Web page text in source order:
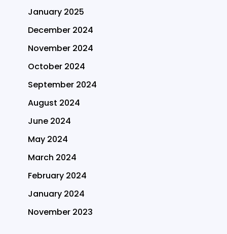
January 2025
December 2024
November 2024
October 2024
September 2024
August 2024
June 2024
May 2024
March 2024
February 2024
January 2024
November 2023